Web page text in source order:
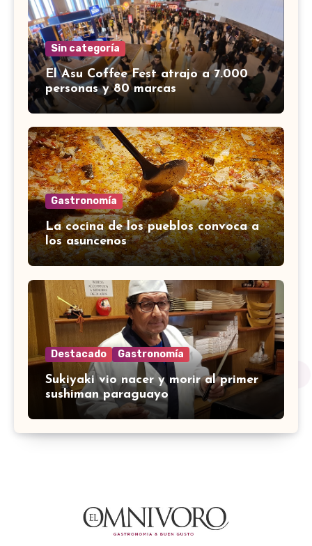
Sin categoría
El Asu Coffee Fest atrajo a 7.000
personas y 80 marcas
Gastronomía
La cocina de los pueblos convoca a
los asuncenos
Destacado Gastronomía
Sukiyaki vio nacer y morir al primer
sushiman paraguayo